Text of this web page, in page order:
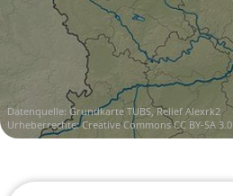
Datenquelle: Grundkarte TUBS, Relief Alexrk2
Urheberrechte:Creative Commons CC BY-SA 3.0